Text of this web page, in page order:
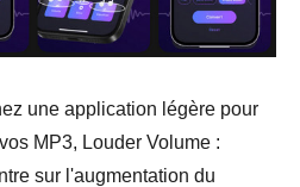
une application légère pour
MP3, Louder Volume :
sur l'augmentation du